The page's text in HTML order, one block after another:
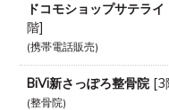
ドコモショップサテラ
階]
携帯電話販売
BiVi新さっぽろ整骨院 [3
整骨院